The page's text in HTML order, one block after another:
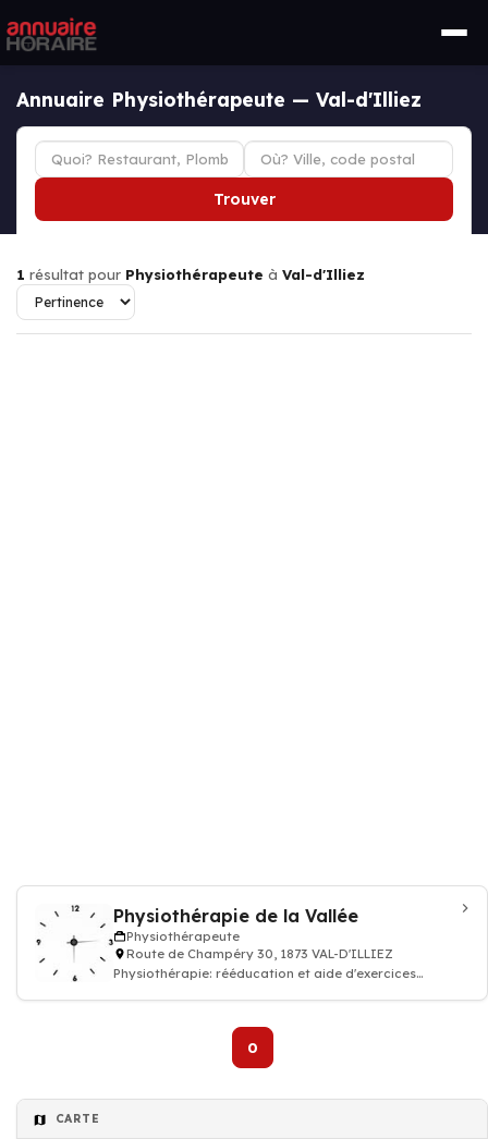
Annuaire Physiothérapeute — Val-d'Illiez
Trouver
1 résultat pour Physiothérapeute à Val-d'Illiez
Physiothérapie de la Vallée
Physiothérapeute
Route de Champéry 30, 1873 VAL-D'ILLIEZ
Physiothérapie: rééducation et aide d'exercices
0
CARTE